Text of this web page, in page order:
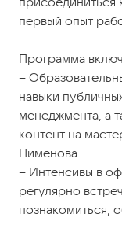
первый опыт
Программа
–
навыки
менеджмента, а
контент на
Пименова.
– Интенсивы в
регулярно
познакомиться,